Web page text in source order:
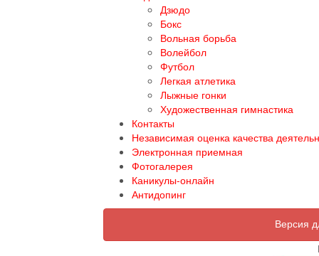
Дзюдо
Бокс
Вольная борьба
Волейбол
Футбол
Легкая атлетика
Лыжные гонки
Художественная гимнастика
Контакты
Независимая оценка качества
Электронная приемная
Фотогалерея
Каникулы-онлайн
Антидопинг
Версия